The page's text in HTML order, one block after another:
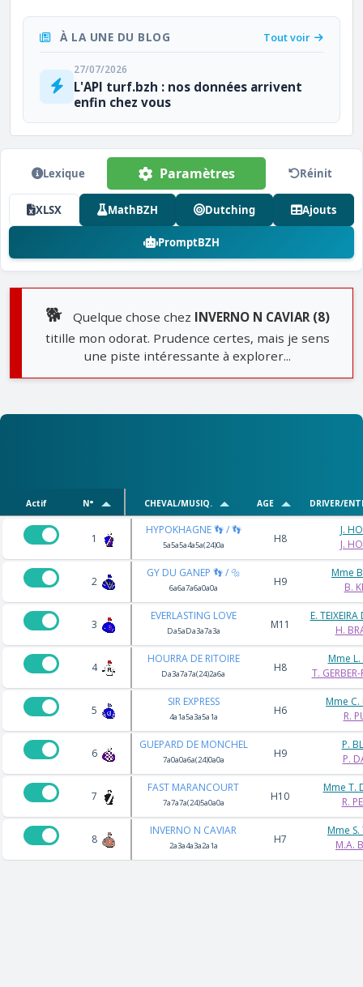
À LA UNE DU BLOG Tout voir
27/07/2026
L'API turf.bzh : nos données arrivent
enfin chez vous
Lexique Paramètres Réinit
XLSX MathBZH Dutching Ajouts
PromptBZH
🐕 Quelque chose chez INVERNO N CAVIAR (8)
titille mon odorat. Prudence certes, mais je sens
une piste intéressante à explorer...
Actif N° CHEVAL/MUSIQ. AGE DRIVER/
1
HYPOKHAGNE 👣 / 👣
5a5a5a4a5a(24)0a H8
J.
J.
2
GY DU GANEP 👣 / 🔩
6a6a7a6a0a0a H9
Mme
B.
3
EVERLASTING LOVE
Da5aDa3a7a3a M11
E.
H.
4
HOURRA DE RITOIRE
Da3a7a7a(24)2a6a H8
Mme L.
T.
5
SIR EXPRESS
4a1a5a3a5a1a H6
Mme C.
R.
6
GUEPARD DE MONCHEL
7a0a0a6a(24)0a0a H9
P.
P.
7
FAST MARANCOURT
7a7a7a(24)5a0a0a H10
Mme T.
R.
8
INVERNO N CAVIAR
2a3a4a3a2a1a H7
Mme S.
M.A.